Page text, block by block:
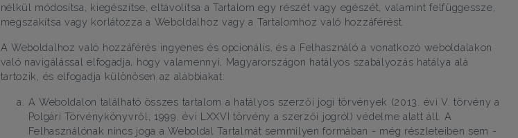
nélkül módosítsa, kiegészítse, eltávolítsa a Tartalom egy részét vagy egészét, valamint felfüggessze,
megszakítsa vagy korlátozza a Weboldalhoz vagy a Tartalomhoz való hozzáférést.
A Weboldalhoz való hozzáférés ingyenes és opcionális, és a Felhasználó a vonatkozó weboldalakon
való navigálással elfogadja, hogy valamennyi, Magyarországon hatályos szabályozás hatálya alá
tartozik, és elfogadja különösen az alábbiakat:
A Weboldalon található összes tartalom a hatályos szerzői jogi törvények (2013. évi V. törvény a
Polgári Törvénykönyvről; 1999. évi LXXVI törvény a szerzői jogról) védelme alatt áll. A
Felhasználónak nincs joga a Weboldal Tartalmát semmilyen formában - még részleteiben sem -